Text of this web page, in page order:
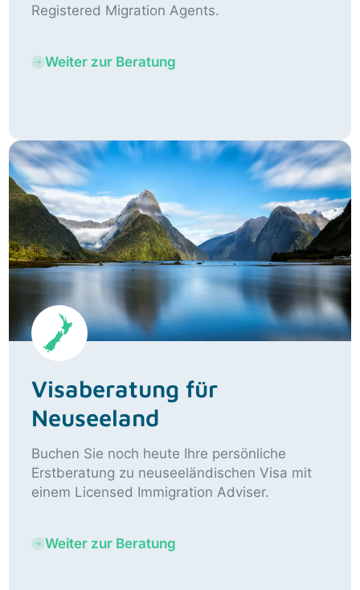
Registered Migration Agents.
Weiter zur Beratung
Visaberatung für
Neuseeland
Buchen Sie noch heute Ihre persönliche
Erstberatung zu neuseeländischen Visa mit
einem Licensed Immigration Adviser.
Weiter zur Beratung